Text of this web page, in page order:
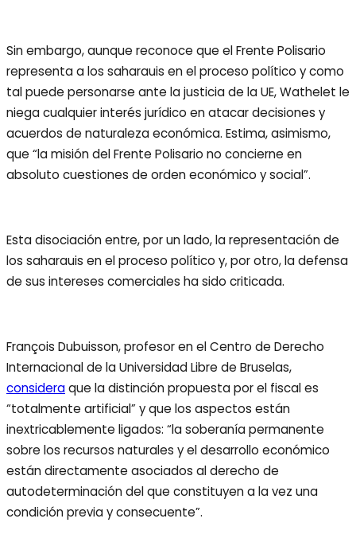
Sin embargo, aunque reconoce que el Frente Polisario
representa a los saharauis en el proceso político y como
tal puede personarse ante la justicia de la UE, Wathelet le
niega cualquier interés jurídico en atacar decisiones y
acuerdos de naturaleza económica. Estima, asimismo,
que “la misión del Frente Polisario no concierne en
absoluto cuestiones de orden económico y social”.
Esta disociación entre, por un lado, la representación de
los saharauis en el proceso político y, por otro, la defensa
de sus intereses comerciales ha sido criticada.
François Dubuisson, profesor en el Centro de Derecho
Internacional de la Universidad Libre de Bruselas,
consideraque la distinción propuesta por el fiscal es
“totalmente artificial” y que los aspectos están
inextricablemente ligados: “la soberanía permanente
sobre los recursos naturales y el desarrollo económico
están directamente asociados al derecho de
autodeterminación del que constituyen a la vez una
condición previa y consecuente”.